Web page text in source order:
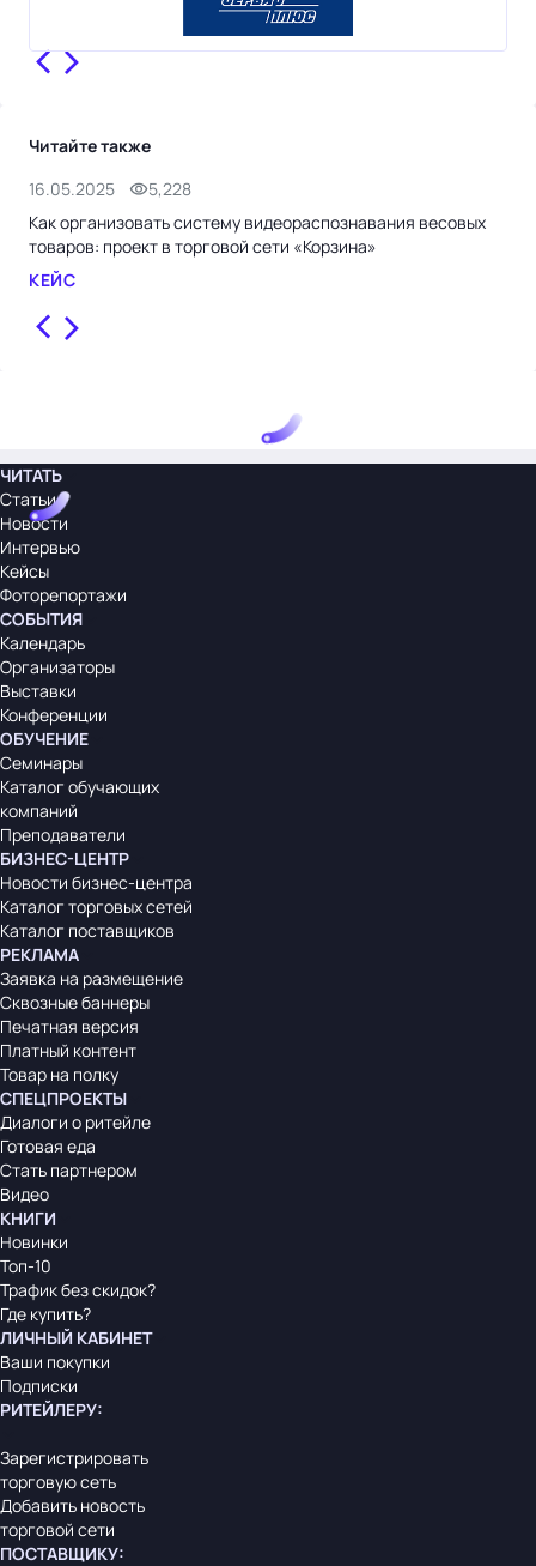
Читайте также
16.05.2025
5,228
Как организовать систему видеораспознавания весовых
товаров: проект в торговой сети «Корзина»
КЕЙС
ЧИТАТЬ
Статьи
Новости
Интервью
Кейсы
Фоторепортажи
СОБЫТИЯ
Календарь
Организаторы
Выставки
Конференции
ОБУЧЕНИЕ
Семинары
Каталог обучающих
компаний
Преподаватели
БИЗНЕС-ЦЕНТР
Новости бизнес-центра
Каталог торговых сетей
Каталог поставщиков
РЕКЛАМА
Заявка на размещение
Сквозные баннеры
Печатная версия
Платный контент
Товар на полку
СПЕЦПРОЕКТЫ
Диалоги о ритейле
Готовая еда
Стать партнером
Видео
КНИГИ
Новинки
Топ-10
Трафик без скидок?
Где купить?
ЛИЧНЫЙ КАБИНЕТ
Ваши покупки
Подписки
РИТЕЙЛЕРУ:
Зарегистрировать
торговую сеть
Добавить новость
торговой сети
ПОСТАВЩИКУ: